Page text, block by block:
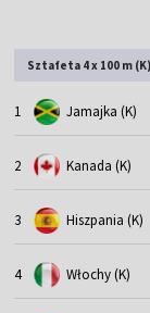
Sztafeta 4 x 100 m (K)
1 Jamajka (K)
2 Kanada (K)
3 Hiszpania (K)
4 Włochy (K)